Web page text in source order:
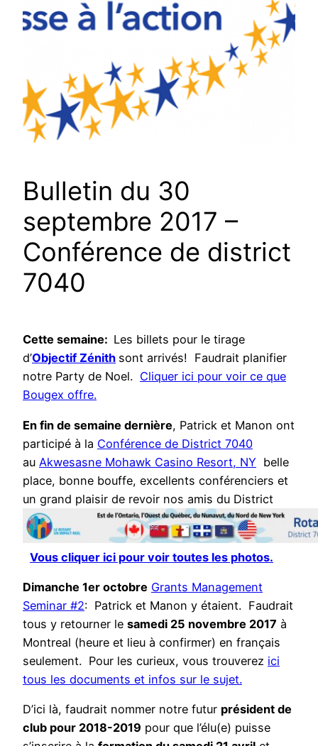
Bulletin du 30
septembre 2017 –
Conférence de district
7040
Cette semaine: Les billets pour le tirage
d’Objectif Zénith sont arrivés! Faudrait planifier
notre Party de Noel. Cliquer ici pour voir ce que
Bougex offre.
En fin de semaine dernière, Patrick et Manon ont
participé à la Conférence de District 7040
au Akwesasne Mohawk Casino Resort, NY belle
place, bonne bouffe, excellents conférenciers et
un grand plaisir de revoir nos amis du District
Vous cliquer ici pour voir toutes les photos.
Dimanche 1er octobre Grants Management
Seminar #2: Patrick et Manon y étaient. Faudrait
tous y retourner le samedi 25 novembre 2017 à
Montreal (heure et lieu à confirmer) en français
seulement. Pour les curieux, vous trouverez ici
tous les documents et infos sur le sujet.
D’ici là, faudrait nommer notre futur président de
club pour 2018-2019 pour que l’élu(e) puisse